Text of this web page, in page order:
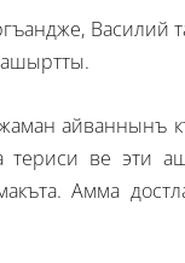
айваннынъ
ве эти
Амма